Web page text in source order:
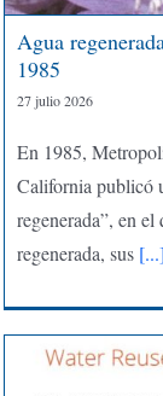
Agua
1985
27 julio 2026
En 1985,
California publicó
regenerada”, en el
regenerada, sus[...]